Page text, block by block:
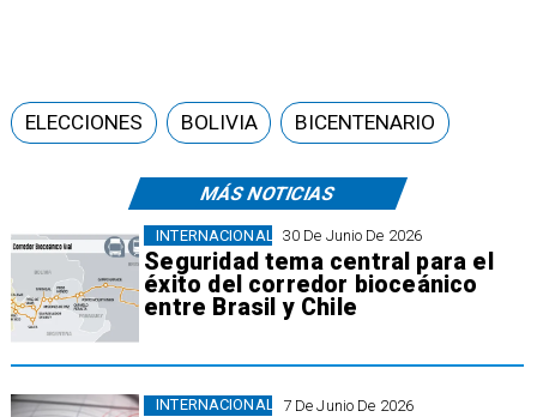
MÁS NOTICIAS
30 De Junio De 2026
Seguridad tema central para el
éxito del corredor bioceánico
entre Brasil y Chile
INTERNACIONAL
7 De Junio De 2026
INTERNACIONAL
ELECCIONES BOLIVIA BICENTENARIO